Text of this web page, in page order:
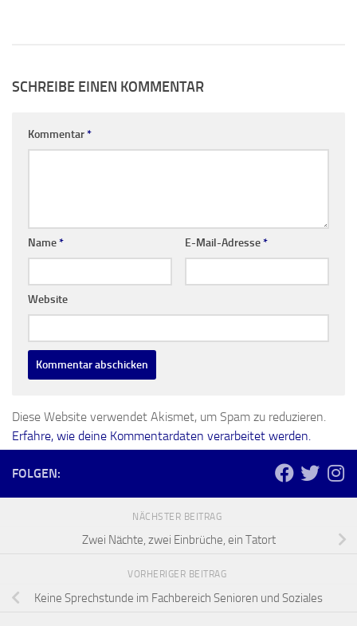
SCHREIBE EINEN KOMMENTAR
Kommentar*
Name* E-Mail-Adresse*
Website
Diese Website verwendet Akismet, um Spam zu reduzieren.
Erfahre, wie deine Kommentardaten verarbeitet werden.
FOLGEN:
NÄCHSTER BEITRAG
Zwei Nächte, zwei Einbrüche, ein Tatort
VORHERIGER BEITRAG
Keine Sprechstunde im Fachbereich Senioren und Soziales